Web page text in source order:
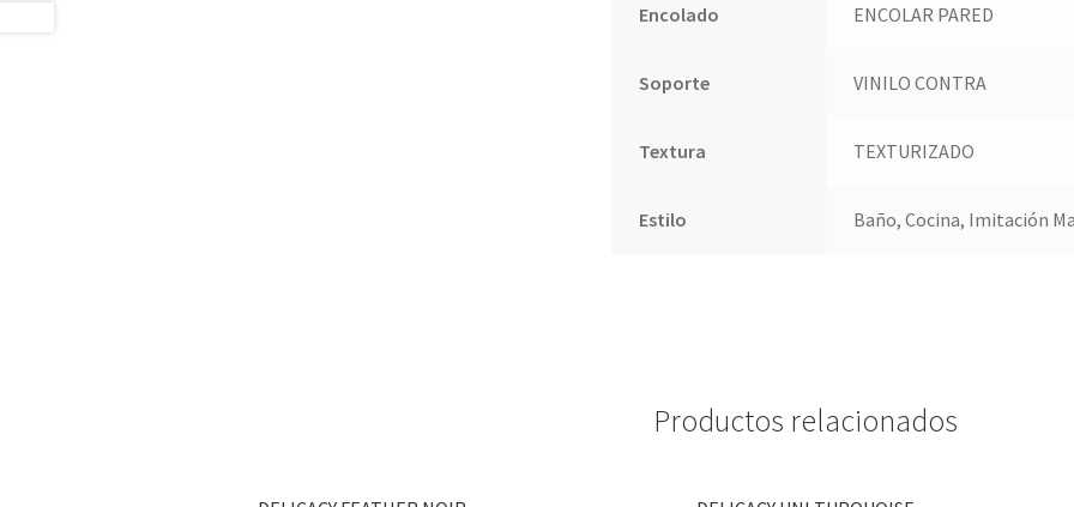
Encolado ENCOLAR PARED
Soporte VINILO CONTRA
Textura TEXTURIZADO
Estilo Baño, Cocina, Imitación
Productos relacionados